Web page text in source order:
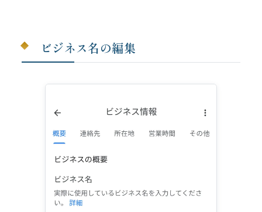
ビジネス名の編集